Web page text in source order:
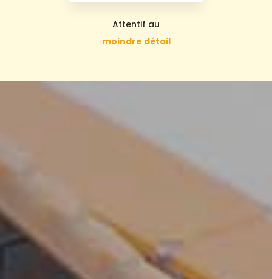
Attentif au
moindre détail